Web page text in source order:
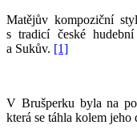
Matějův kompoziční
s tradicí české
a Sukův. [1]
V Brušperku byla na
která se táhla kolem jeho